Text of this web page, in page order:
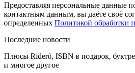
Предоставляя персональные данные
контактным данным, вы даёте своё
определенных Политикой обработки
Последние новости
Плюсы Rideró, ISBN в подарок,
и многое другое